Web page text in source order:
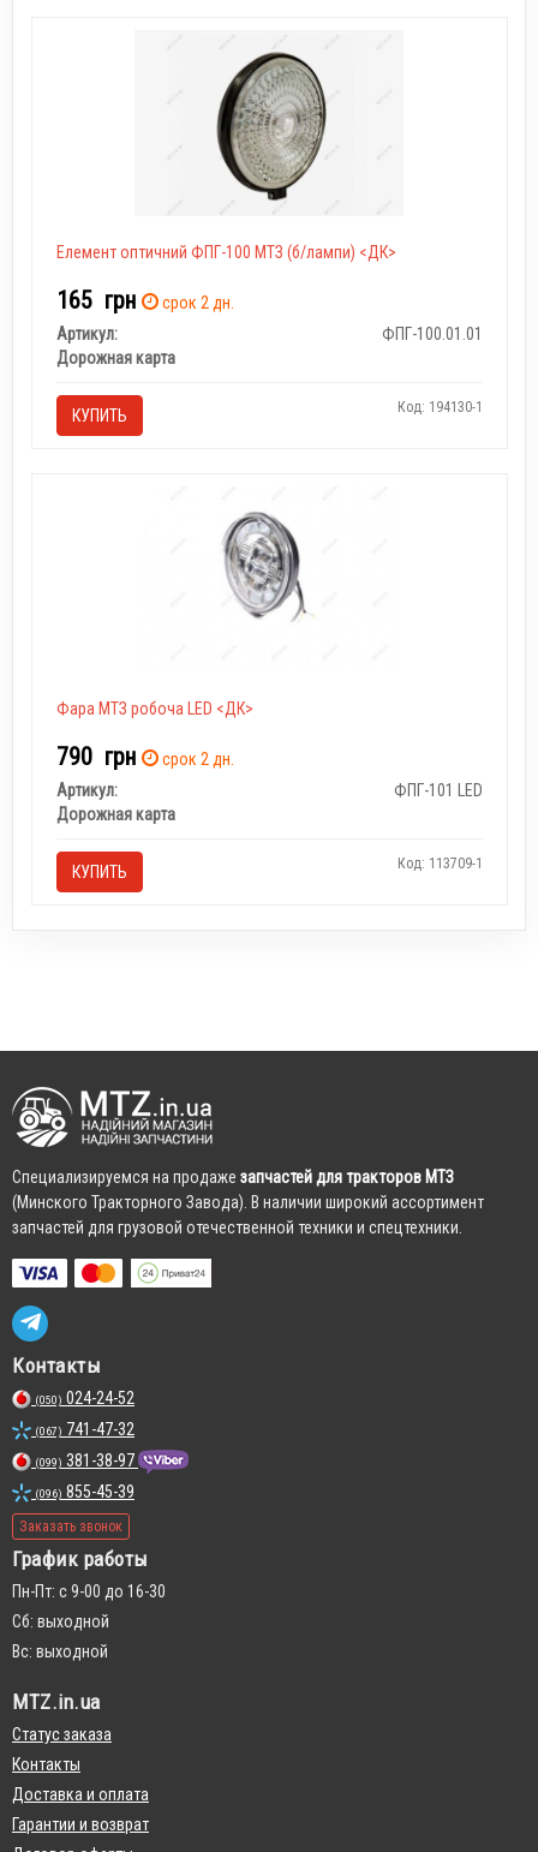
Елемент оптичний ФПГ-100 МТЗ (б/лампи) <ДК>
165 грн
срок 2 дн.
Артикул:
ФПГ-100.01.01
Дорожная карта
КУПИТЬ Код: 194130-1
Фара МТЗ робоча LED <ДК>
790 грн
срок 2 дн.
Артикул:
ФПГ-101 LED
Дорожная карта
КУПИТЬ Код: 113709-1
Cпециализируемся на продаже запчастей для тракторов МТЗ
(Минского Тракторного Завода). В наличии широкий ассортимент
запчастей для грузовой отечественной техники и спецтехники.
Контакты
(050) 024-24-52
(067) 741-47-32
(099) 381-38-97
(096) 855-45-39
Заказать звонок
График работы
Пн-Пт: с 9-00 до 16-30
Сб: выходной
Вс: выходной
MTZ.in.ua
Статус заказа
Контакты
Доставка и оплата
Гарантии и возврат